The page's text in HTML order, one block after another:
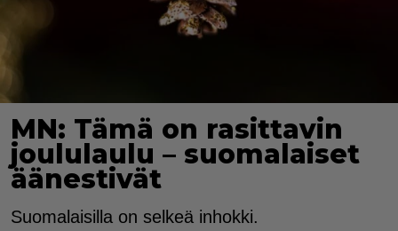
MN: Tämä on rasittavin
joululaulu – suomalaiset
äänestivät
Suomalaisilla on selkeä inhokki.